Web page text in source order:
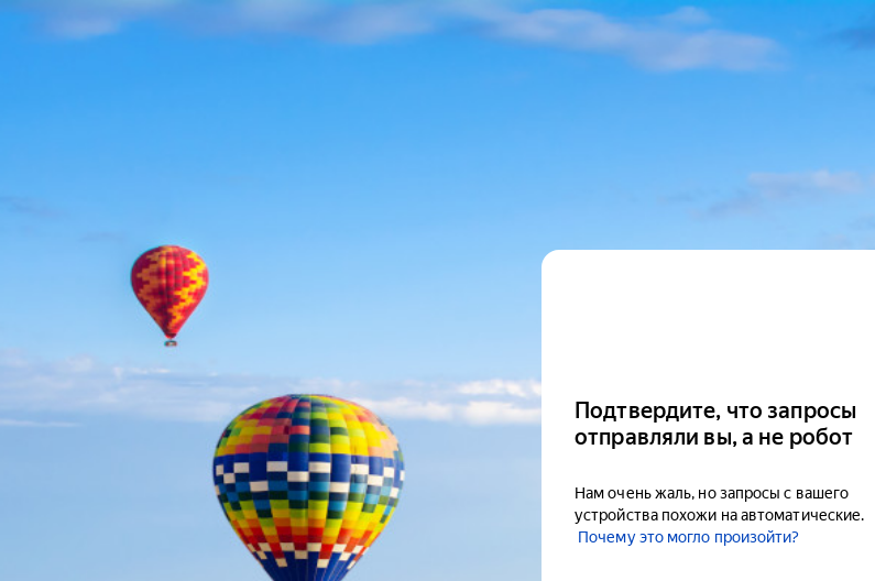
Подтвердите, что запросы
отправляли вы, а не робот
Нам очень жаль, но запросы с вашего
устройства похожи на автоматические.
Почему это могло произойти?